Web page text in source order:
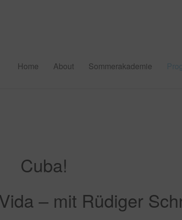
Home About Sommerakademie
Cuba!
– mit Rüdiger